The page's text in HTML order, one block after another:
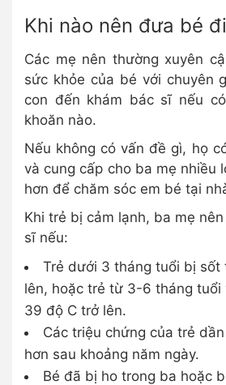
Khi nào nên đưa bé
Các mẹ nên thường xuyên
sức khỏe của bé với chuyên
con đến khám bác sĩ nếu
khoăn nào.
Nếu không có vấn đề gì, họ
và cung cấp cho ba mẹ nhiều
hơn để chăm sóc em bé tại
Khi trẻ bị cảm lạnh, ba mẹ
sĩ nếu:
Trẻ dưới 3 tháng tuổi bị sốt
lên, hoặc trẻ từ 3-6 tháng
39 độ C trở lên.
Các triệu chứng của trẻ
hơn sau khoảng năm ngày.
Bé đã bị ho trong ba hoặc